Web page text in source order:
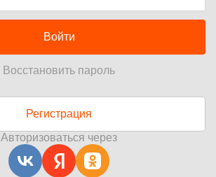
Войти
Восстановить пароль
Регистрация
Авторизоваться через